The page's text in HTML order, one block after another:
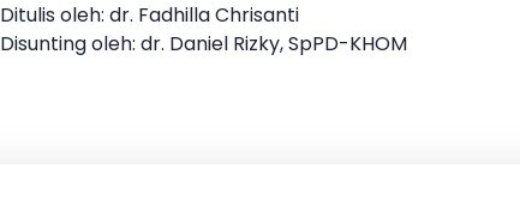
Ditulis oleh: dr. Fadhilla Chrisanti
Disunting oleh: dr. Daniel Rizky, SpPD-KHOM